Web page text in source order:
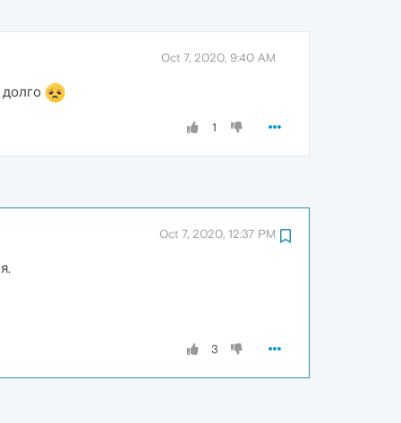
Oct 7, 2020, 9:40 AM
1
Oct 7, 2020, 12:37 PM
3